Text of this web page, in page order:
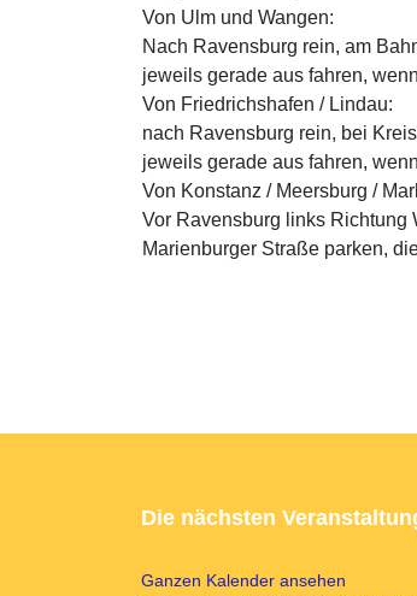
Von Ulm und Wangen:
Nach Ravensburg rein, am
jeweils gerade aus fahren,
Von Friedrichshafen / Lindau:
nach Ravensburg rein, bei
jeweils gerade aus fahren,
Von Konstanz / Meersburg /
Vor Ravensburg links Richtung
Marienburger Straße parken,
Die nächsten
Ganzen Kalender ansehen